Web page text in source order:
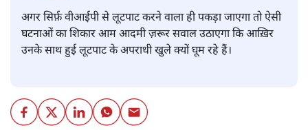
अगर सिर्फ़ वीआईपी से लूटपाट करने वाला ही पकड़ा जाएगा तो ऐसी
घटनाओं का शिकार आम आदमी ज़रूर सवाल उठाएगा कि आख़िर
उनके साथ हुई लूटपाट के अपराधी खुले क्यों घूम रहे हैं।